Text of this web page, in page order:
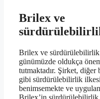
Brilex ve
Brilex ve sürdürülebilirlik
günümüzde oldukça
tutmaktadır. Şirket, diğer
gibi sürdürülebilirlik
benimsemekte ve
Brilex’in sürdürülebilirlik